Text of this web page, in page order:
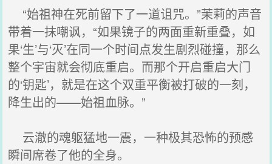
“始祖神在死前留下了一道诅咒。”茉莉的声音
带着一抹嘲讽，“如果镜子的两面重新重叠，如
果‘生’与‘灭’在同一个时间点发生剧烈碰撞，那么
整个宇宙就会彻底重启。而那个开启重启大门
的‘钥匙’，就是在这个双重平衡被打破的一刻，
降生出的——始祖血脉。”
云澈的魂躯猛地一震，一种极其恐怖的预感
瞬间席卷了他的全身。